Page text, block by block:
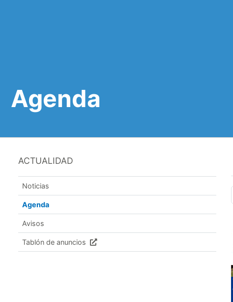
Agenda
ACTUALIDAD
Noticias
Agenda
Avisos
Tablón de anuncios